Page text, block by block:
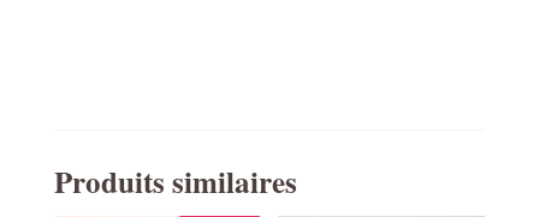
Produits similaires